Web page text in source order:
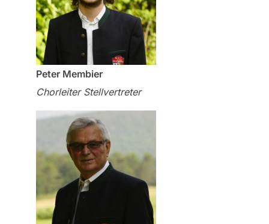
Peter Membier
Chorleiter Stellvertreter